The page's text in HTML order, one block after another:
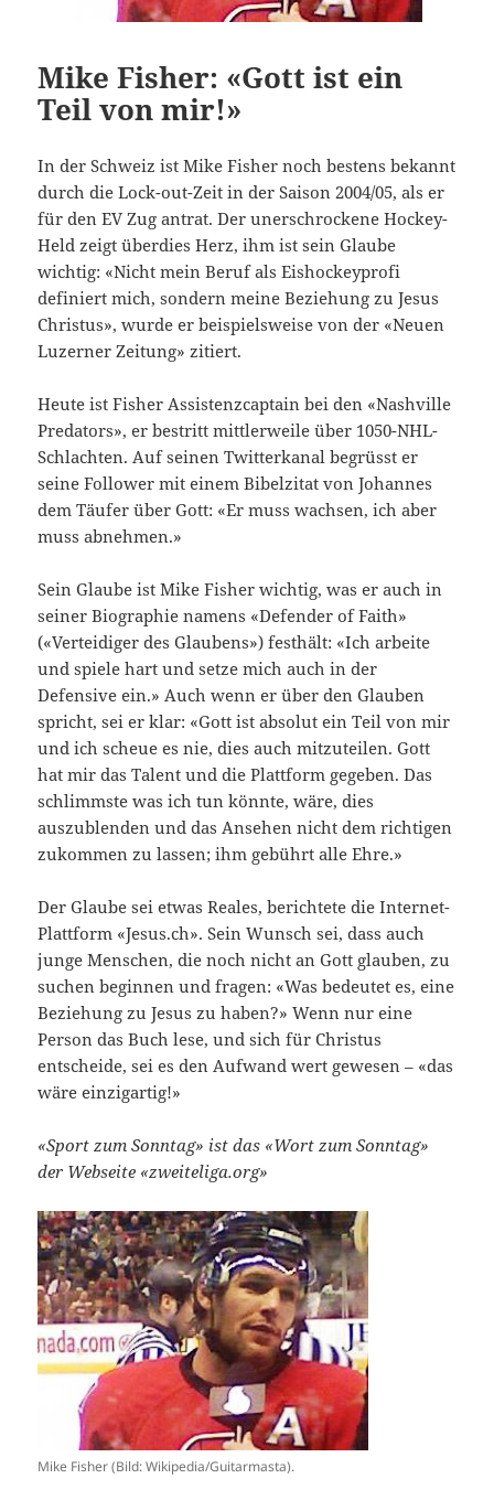
Mike Fisher: «Gott ist ein
Teil von mir!»
In der Schweiz ist Mike Fisher noch bestens bekannt
durch die Lock-out-Zeit in der Saison 2004/05, als er
für den EV Zug antrat. Der unerschrockene Hockey-
Held zeigt überdies Herz, ihm ist sein Glaube
wichtig: «Nicht mein Beruf als Eishockeyprofi
definiert mich, sondern meine Beziehung zu Jesus
Christus», wurde er beispielsweise von der «Neuen
Luzerner Zeitung» zitiert.
Heute ist Fisher Assistenzcaptain bei den «Nashville
Predators», er bestritt mittlerweile über 1050-NHL-
Schlachten. Auf seinen Twitterkanal begrüsst er
seine Follower mit einem Bibelzitat von Johannes
dem Täufer über Gott: «Er muss wachsen, ich aber
muss abnehmen.»
Sein Glaube ist Mike Fisher wichtig, was er auch in
seiner Biographie namens «Defender of Faith»
(«Verteidiger des Glaubens») festhält: «Ich arbeite
und spiele hart und setze mich auch in der
Defensive ein.» Auch wenn er über den Glauben
spricht, sei er klar: «Gott ist absolut ein Teil von mir
und ich scheue es nie, dies auch mitzuteilen. Gott
hat mir das Talent und die Plattform gegeben. Das
schlimmste was ich tun könnte, wäre, dies
auszublenden und das Ansehen nicht dem richtigen
zukommen zu lassen; ihm gebührt alle Ehre.»
Der Glaube sei etwas Reales, berichtete die Internet-
Plattform «Jesus.ch». Sein Wunsch sei, dass auch
junge Menschen, die noch nicht an Gott glauben, zu
suchen beginnen und fragen: «Was bedeutet es, eine
Beziehung zu Jesus zu haben?» Wenn nur eine
Person das Buch lese, und sich für Christus
entscheide, sei es den Aufwand wert gewesen – «das
wäre einzigartig!»
«Sport zum Sonntag» ist das «Wort zum Sonntag»
der Webseite «zweiteliga.org»
Mike Fisher (Bild: Wikipedia/Guitarmasta).